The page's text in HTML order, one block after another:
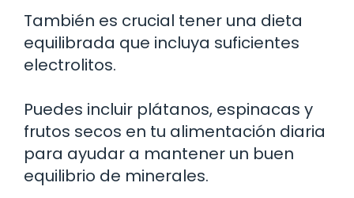
También es crucial tener una dieta
equilibrada que incluya suficientes
electrolitos.
Puedes incluir plátanos, espinacas y
frutos secos en tu alimentación diaria
para ayudar a mantener un buen
equilibrio de minerales.